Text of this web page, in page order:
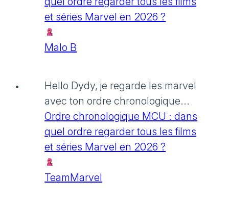
et séries Marvel en 2026 ?
Malo B
Hello Dydy, je regarde les marvel
avec ton ordre chronologique...
Ordre chronologique MCU : dans
quel ordre regarder tous les films
et séries Marvel en 2026 ?
TeamMarvel